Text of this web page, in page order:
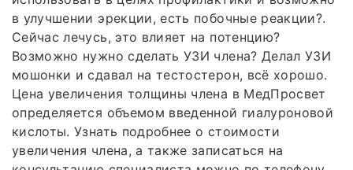
в улучшении эрекции, есть побочные реакции?.
Сейчас лечусь, это влияет на потенцию?
Возможно нужно сделать УЗИ члена? Делал УЗИ
мошонки и сдавал на тестостерон, всё хорошо.
Цена увеличения толщины члена в МедПросвет
определяется объемом введенной гиалуроновой
кислоты. Узнать подробнее о стоимости
увеличения члена, а также записаться на